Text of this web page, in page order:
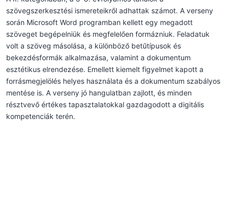
szövegszerkesztési ismereteikről adhattak számot. A verseny
során Microsoft Word programban kellett egy megadott
szöveget begépelniük és megfelelően formázniuk. Feladatuk
volt a szöveg másolása, a különböző betűtípusok és
bekezdésformák alkalmazása, valamint a dokumentum
esztétikus elrendezése. Emellett kiemelt figyelmet kapott a
forrásmegjelölés helyes használata és a dokumentum szabályos
mentése is. A verseny jó hangulatban zajlott, és minden
résztvevő értékes tapasztalatokkal gazdagodott a digitális
kompetenciák terén.